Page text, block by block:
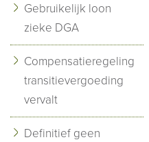
Gebruikelijk loon
zieke DGA
Compensatieregeling
transitievergoeding
vervalt
Definitief geen